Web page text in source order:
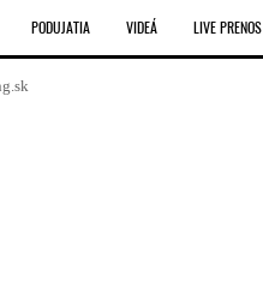
PODUJATIA VIDEÁ LIVE PRENOS